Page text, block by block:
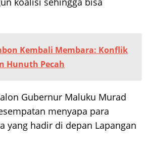
Kembali Membara: Konflik
Hunuth Pecah
Gubernur Maluku Murad
menyapa para
yang hadir di depan Lapangan